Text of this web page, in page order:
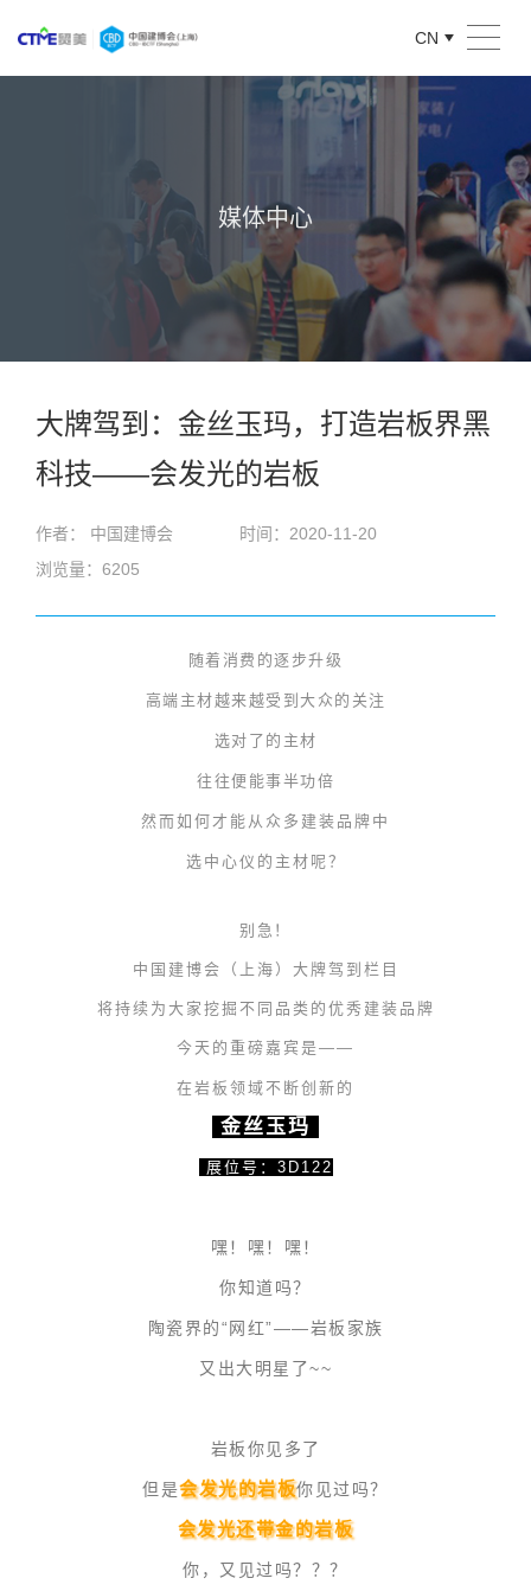
CN
媒体中心
大牌驾到：金丝玉玛，打造岩板界黑
科技——会发光的岩板
作者： 中国建博会
时间：2020-11-20
浏览量：6205
随着消费的逐步升级
高端主材越来越受到大众的关注
选对了的主材
往往便能事半功倍
然而如何才能从众多建装品牌中
选中心仪的主材呢？
别急！
中国建博会（上海）大牌驾到栏目
将持续为大家挖掘不同品类的优秀建装品牌
今天的重磅嘉宾是——
在岩板领域不断创新的
金丝玉玛
展位号：3D122
嘿！嘿！嘿！
你知道吗？
陶瓷界的“网红”——岩板家族
又出大明星了~~
岩板你见多了
但是会发光的岩板你见过吗？
会发光还带金的岩板
你，又见过吗？？？